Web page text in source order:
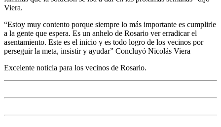
Viera.
“Estoy muy contento porque siempre lo más importante es cumplirle
a la gente que espera. Es un anhelo de Rosario ver erradicar el
asentamiento. Este es el inicio y es todo logro de los vecinos por
perseguir la meta, insistir y ayudar” Concluyó Nicolás Viera
Excelente noticia para los vecinos de Rosario.